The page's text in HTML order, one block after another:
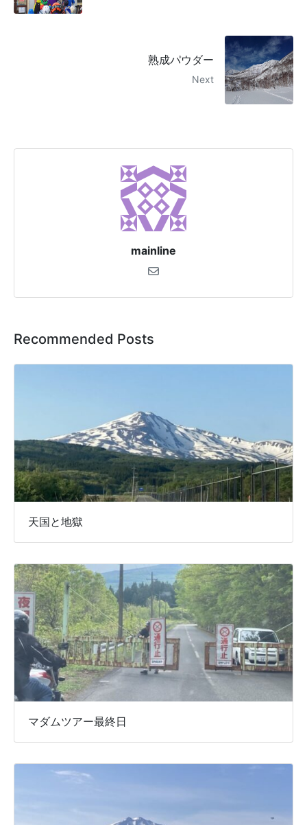
熟成パウダー
Next
mainline
Recommended Posts
天国と地獄
マダムツアー最終日